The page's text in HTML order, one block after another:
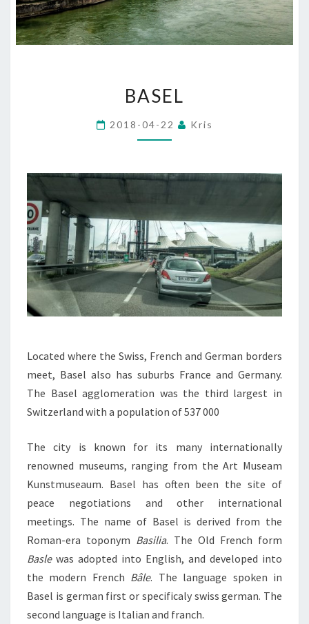
BASEL
2018-04-22 Kris
Located where the Swiss, French and German borders
meet, Basel also has suburbs France and Germany.
The Basel agglomeration was the third largest in
Switzerland with a population of 537 000
The city is known for its many internationally
renowned museums, ranging from the Art Museam
Kunstmuseaum. Basel has often been the site of
peace negotiations and other international
meetings. The name of Basel is derived from the
Roman-era toponym Basilia. The Old French form
Baslewas adopted into English, and developed into
the modern French Bâle. The language spoken in
Basel is german first or specificaly swiss german. The
second language is Italian and franch.